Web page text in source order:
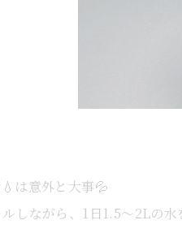
は意外と大事💦
しながら、1日1.5〜2Lの水